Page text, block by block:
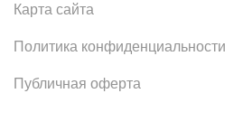
Карта сайта
Политика конфиденциальности
Публичная оферта